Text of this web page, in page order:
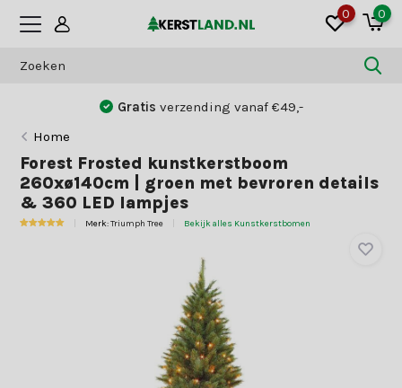
0 0
Gratis verzending vanaf €49,-
Home
Forest Frosted kunstkerstboom
260xø140cm | groen met bevroren details
& 360 LED lampjes
Merk:Triumph Tree Bekijk alles Kunstkerstbomen